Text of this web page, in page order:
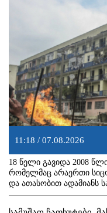
11:18 / 07.08.2026
18 წელი გავიდა 2008
რომელმაც არაერთი
და ათასობით ადამიანს